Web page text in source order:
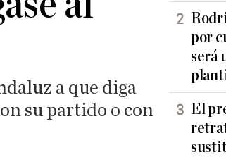
a que diga
su partido o con
por
será
El